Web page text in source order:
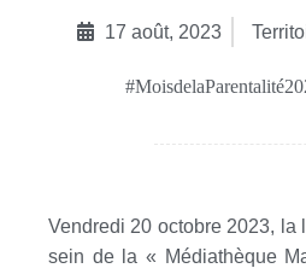
17 août, 2023
Vendredi 20 octobre 2023, la
sein de la « Médiathèque